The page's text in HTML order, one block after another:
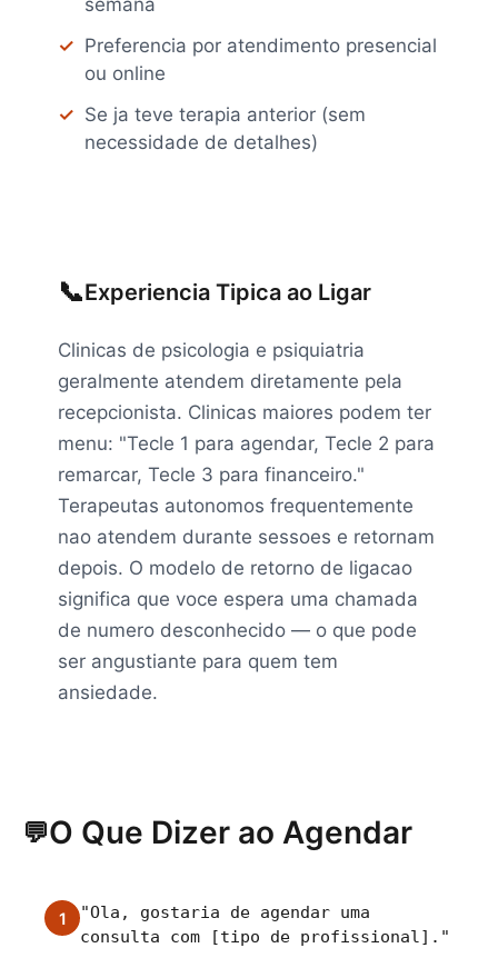
semana
Preferencia por atendimento presencial
ou online
Se ja teve terapia anterior (sem
necessidade de detalhes)
📞Experiencia Tipica ao Ligar
Clinicas de psicologia e psiquiatria
geralmente atendem diretamente pela
recepcionista. Clinicas maiores podem ter
menu: "Tecle 1 para agendar, Tecle 2 para
remarcar, Tecle 3 para financeiro."
Terapeutas autonomos frequentemente
nao atendem durante sessoes e retornam
depois. O modelo de retorno de ligacao
significa que voce espera uma chamada
de numero desconhecido — o que pode
ser angustiante para quem tem
ansiedade.
💬O Que Dizer ao Agendar
1
"Ola, gostaria de agendar uma
consulta com [tipo de profissional]."